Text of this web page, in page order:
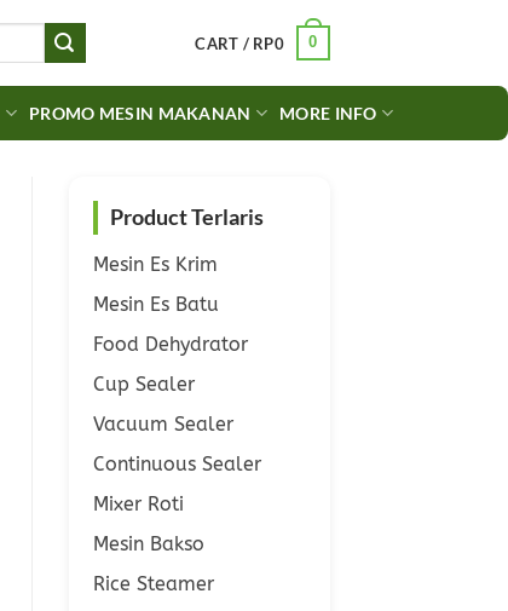
CART / RP0 0
PROMO MESIN MAKANAN MORE INFO
Product Terlaris
Mesin Es Krim
Mesin Es Batu
Food Dehydrator
Cup Sealer
Vacuum Sealer
Continuous Sealer
Mixer Roti
Mesin Bakso
Rice Steamer